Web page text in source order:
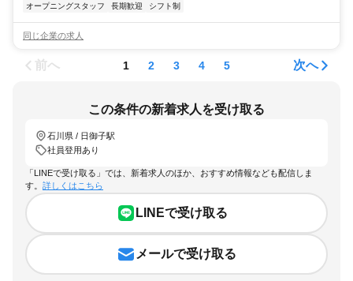
オープニングスタッフ
長期歓迎 シフト制
同じ企業の求人
前へ 1 2 3 4 5 次へ
この条件の新着求人を受け取る
石川県 / 日御子駅
社員登用あり
「LINEで受け取る」では、新着求人のほか、おすすめ情報なども配信しま
す。 詳しくはこちら
LINEで受け取る
メールで受け取る